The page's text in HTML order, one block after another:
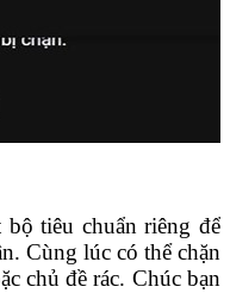
tiêu chuẩn riêng để
Cùng lúc có thể chặn
chủ đề rác. Chúc bạn